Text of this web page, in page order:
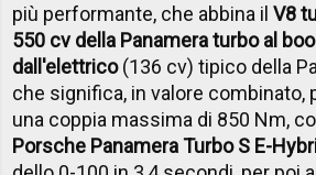
più performante, che abbina ilV8
550 cv della Panamera turbo al
dall'elettrico(136 cv) tipico della
che significa, in valore combinato,
una coppia massima di 850 Nm,
Porsche Panamera Turbo S E-